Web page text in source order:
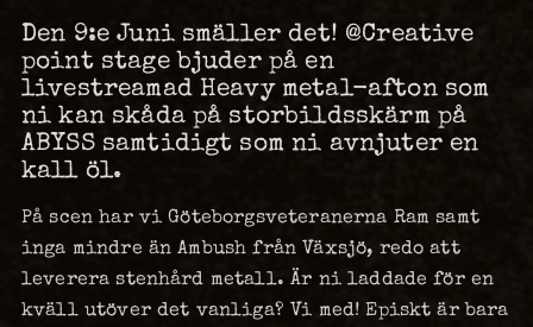
Den 9:e Juni smäller det! @Creative
point stage bjuder på en
livestreamad Heavy metal-afton som
ni kan skåda på storbildsskärm på
ABYSS samtidigt som ni avnjuter en
kall öl.
På scen har vi Göteborgsveteranerna Ram samt
inga mindre än Ambush från Växsjö, redo att
leverera stenhård metall. Är ni laddade för en
kväll utöver det vanliga? Vi med! Episkt är bara